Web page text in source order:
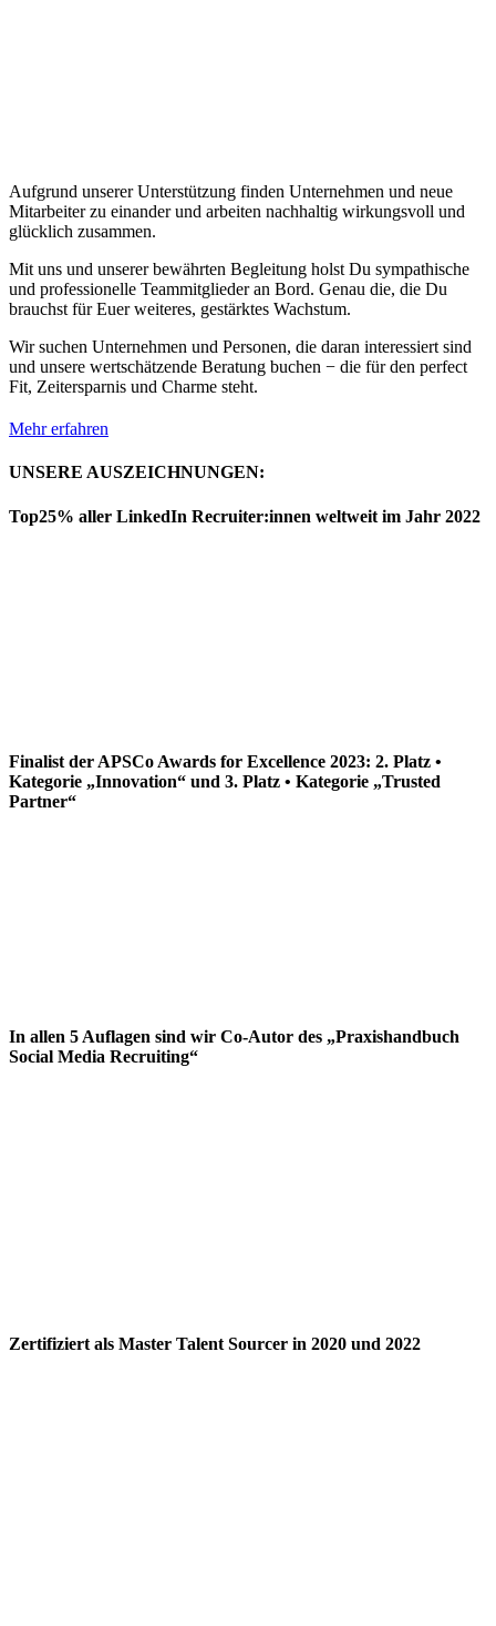
Aufgrund unserer Unterstützung finden Unternehmen und neue
Mitarbeiter zu einander und arbeiten nachhaltig wirkungsvoll und
glücklich zusammen.
Mit uns und unserer bewährten Begleitung holst Du sympathische
und professionelle Teammitglieder an Bord. Genau die, die Du
brauchst für Euer weiteres, gestärktes Wachstum.
Wir suchen Unternehmen und Personen, die daran interessiert sind
und unsere wertschätzende Beratung buchen − die für den perfect
Fit, Zeitersparnis und Charme steht.
Mehr erfahren
UNSERE AUSZEICHNUNGEN:
Top25% aller LinkedIn Recruiter:innen weltweit im Jahr 2022
Finalist der APSCo Awards for Excellence 2023: 2. Platz •
Kategorie „Innovation“ und 3. Platz • Kategorie „Trusted
Partner“
In allen 5 Auflagen sind wir Co-Autor des „Praxishandbuch
Social Media Recruiting“
Zertifiziert als Master Talent Sourcer in 2020 und 2022